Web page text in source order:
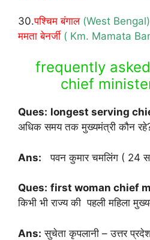
30.पश्चिम बंगाल (West Bengal)
ममता बेनर्जी ( Km. Mamata
frequently
chief
Ques: longest serving
अधिक समय तक मुख्यमंत्री कौन
Ans: पवन कुमार चमलिंग ( 24
Ques: first woman chief
किभी भी राज्य की पहली महिला
Ans: सुचेता कृपलानी – उत्तर